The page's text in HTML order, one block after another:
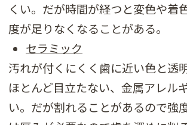
くい。だが時間が経つと変色や着
度が足りなくなることがある。
セラミック
汚れが付くにくく歯に近い色と透
ほとんど目立たない、金属アレル
い。だが割れることがあるので強